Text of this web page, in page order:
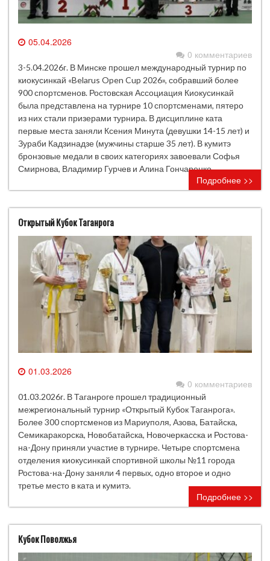
05.04.2026
0 комментариев
3-5.04.2026г. В Минске прошел международный турнир по
киокусинкай «Belarus Open Cup 2026», собравший более
900 спортсменов. Ростовская Ассоциация Киокусинкай
была представлена на турнире 10 спортсменами, пятеро
из них стали призерами турнира. В дисциплине ката
первые места заняли Ксения Минута (девушки 14-15 лет) и
Зураби Кадзинадзе (мужчины старше 35 лет). В кумитэ
бронзовые медали в своих категориях завоевали Софья
Смирнова, Владимир Гурчев и Алина Гончаренко.
Подробнее >>
Открытый Кубок Таганрога
01.03.2026
0 комментариев
01.03.2026г. В Таганроге прошел традиционный
межрегиональный турнир «Открытый Кубок Таганрога».
Более 300 спортсменов из Мариуполя, Азова, Батайска,
Семикаракорска, Новобатайска, Новочеркасска и Ростова-
на-Дону приняли участие в турнире. Четыре спортсмена
отделения киокусинкай спортивной школы №11 города
Ростова-на-Дону заняли 4 первых, одно второе и одно
третье место в ката и кумитэ.
Подробнее >>
Кубок Поволжья